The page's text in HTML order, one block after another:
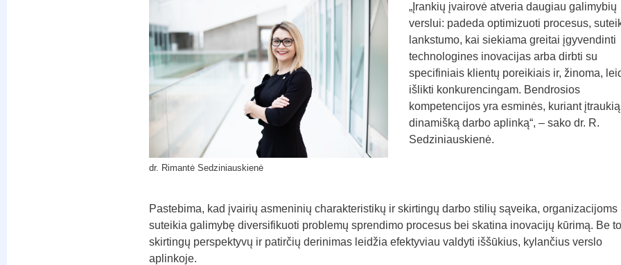
dr. Rimantė Sedziniauskienė
„Įrankių įvairovė atveria daugiau galimybių
verslui: padeda optimizuoti procesus,
lankstumo, kai siekiama greitai įgyvendinti
technologines inovacijas arba dirbti su
specifiniais klientų poreikiais ir, žinoma,
išlikti konkurencingam. Bendrosios
kompetencijos yra esminės, kuriant
dinamišką darbo aplinką“, – sako dr. R.
Sedziniauskienė.
Pastebima, kad įvairių asmeninių charakteristikų ir skirtingų darbo stilių sąveika, organizacijoms
suteikia galimybę diversifikuoti problemų sprendimo procesus bei skatina inovacijų kūrimą. Be
skirtingų perspektyvų ir patirčių derinimas leidžia efektyviau valdyti iššūkius, kylančius verslo
aplinkoje.